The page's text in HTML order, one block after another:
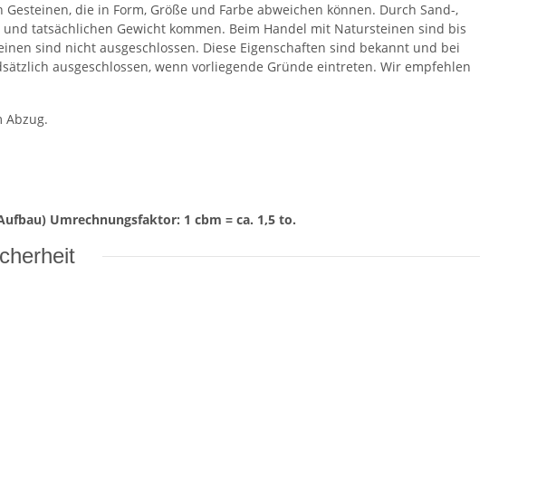
die in Form, Größe und Farbe abweichen können. Durch Sand-,
tatsächlichen Gewicht kommen. Beim Handel mit Natursteinen sind bis
sind nicht ausgeschlossen. Diese Eigenschaften sind bekannt und bei
ausgeschlossen, wenn vorliegende Gründe eintreten. Wir empfehlen
Abzug.
Umrechnungsfaktor: 1 cbm = ca. 1,5 to.